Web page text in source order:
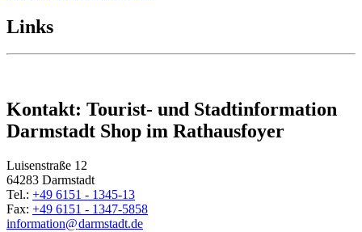
Links
Kontakt: Tourist- und Stadtinformation
Darmstadt Shop im Rathausfoyer
Luisenstraße 12
64283 Darmstadt
Tel.: +49 6151 - 1345-13
Fax: +49 6151 - 1347-5858
information@darmstadt.de